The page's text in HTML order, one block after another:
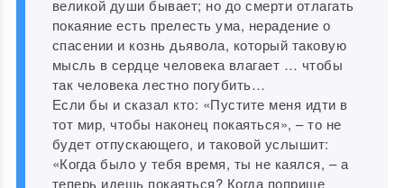
великой души бывает; но до смерти отлагать
покаяние есть прелесть ума, нерадение о
спасении и кознь дьявола, который таковую
мысль в сердце человека влагает … чтобы
так человека лестно погубить…
Если бы и сказал кто: «Пустите меня идти в
тот мир, чтобы наконец покаяться», – то не
будет отпускающего, и таковой услышит:
«Когда было у тебя время, ты не каялся, – а
теперь идешь покаяться? Когда поприще